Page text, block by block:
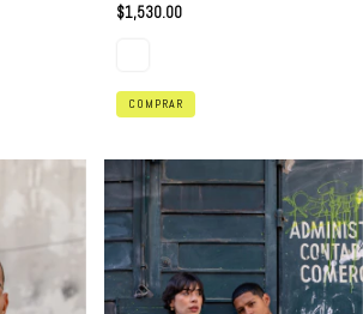
$1,530.00
COMPRAR